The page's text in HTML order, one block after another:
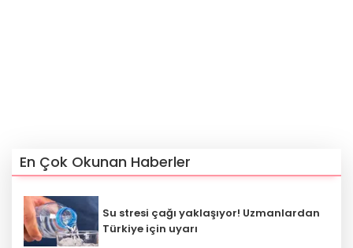
En Çok Okunan Haberler
Su stresi çağı yaklaşıyor! Uzmanlardan
Türkiye için uyarı